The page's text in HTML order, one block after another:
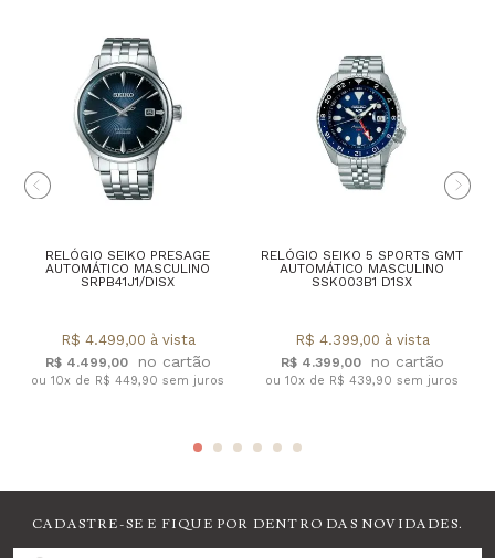
RELÓGIO SEIKO PRESAGE
AUTOMÁTICO MASCULINO
SRPB41J1/DISX
R$ 4.499,00
R$ 4.499,00 à vista
ou 10x de R$ 449,90 sem juros
RELÓGIO SEIKO 5 SPORTS GMT
AUTOMÁTICO MASCULINO
SSK003B1 D1SX
R$ 4.399,00
R$ 4.399,00 à vista
ou 10x de R$ 439,90 sem juros
CADASTRE-SE E FIQUE POR DENTRO DAS NOVIDADES.